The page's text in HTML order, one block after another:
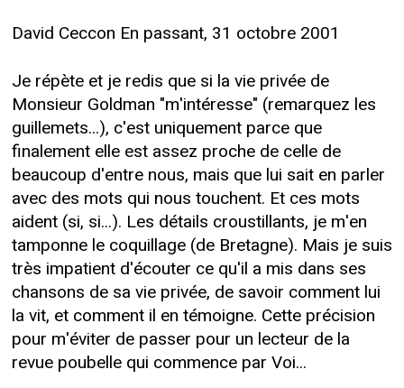
David Ceccon En passant, 31 octobre 2001
Je répète et je redis que si la vie privée de
Monsieur Goldman "m'intéresse" (remarquez les
guillemets...), c'est uniquement parce que
finalement elle est assez proche de celle de
beaucoup d'entre nous, mais que lui sait en parler
avec des mots qui nous touchent. Et ces mots
aident (si, si...). Les détails croustillants, je m'en
tamponne le coquillage (de Bretagne). Mais je suis
très impatient d'écouter ce qu'il a mis dans ses
chansons de sa vie privée, de savoir comment lui
la vit, et comment il en témoigne. Cette précision
pour m'éviter de passer pour un lecteur de la
revue poubelle qui commence par Voi...